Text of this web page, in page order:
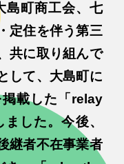
島町商工会、七
定住を伴う第三
共に取り組んで
して、大島町に
載した「relay
した。今後、
継者不在事業者